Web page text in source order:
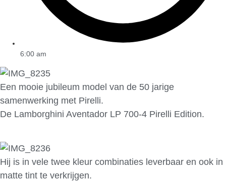
6:00 am
Een mooie jubileum model van de 50 jarige
samenwerking met Pirelli.
De Lamborghini Aventador LP 700-4 Pirelli Edition.
Hij is in vele twee kleur combinaties leverbaar en ook in
matte tint te verkrijgen.